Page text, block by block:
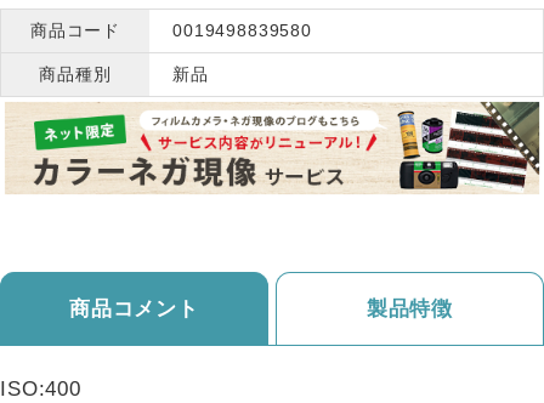
商品コード 0019498839580
商品種別 新品
商品コメント 製品特徴
ISO:400